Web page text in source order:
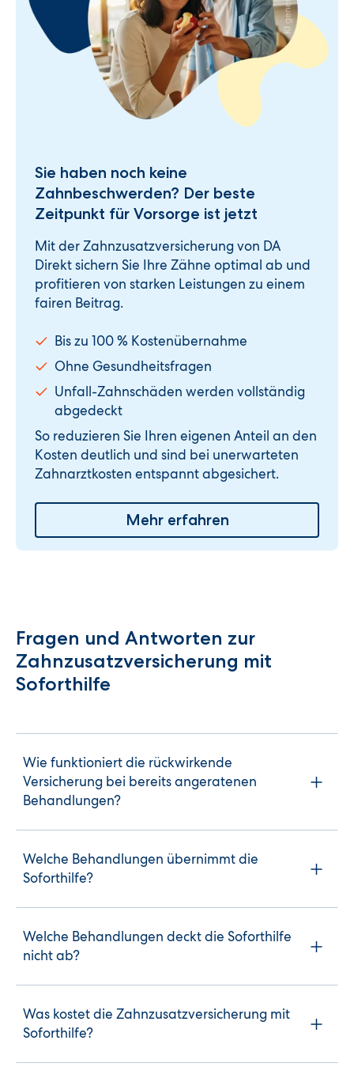
Sie haben noch keine
Zahnbeschwerden? Der beste
Zeitpunkt für Vorsorge ist jetzt
Mit der Zahnzusatzversicherung von DA
Direkt sichern Sie Ihre Zähne optimal ab und
profitieren von starken Leistungen zu einem
fairen Beitrag.
Bis zu 100 % Kostenübernahme
Ohne Gesundheitsfragen
Unfall-Zahnschäden werden vollständig
abgedeckt
So reduzieren Sie Ihren eigenen Anteil an den
Kosten deutlich und sind bei unerwarteten
Zahnarztkosten entspannt abgesichert.
Mehr erfahren
Fragen und Antworten zur
Zahnzusatzversicherung mit
Soforthilfe
Wie funktioniert die rückwirkende
Versicherung bei bereits angeratenen
Behandlungen?
Welche Behandlungen übernimmt die
Soforthilfe?
Welche Behandlungen deckt die Soforthilfe
nicht ab?
Was kostet die Zahnzusatzversicherung mit
Soforthilfe?